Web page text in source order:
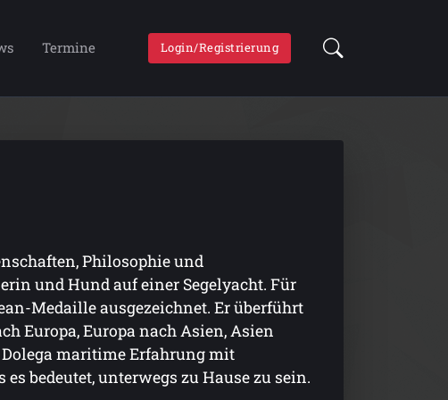
Termine Login/Registrierung
Philosophie und
und Hund auf einer Segelyacht. Für
Medaille ausgezeichnet. Er überführt
Europa, Europa nach Asien, Asien
maritime Erfahrung mit
bedeutet, unterwegs zu Hause zu sein.